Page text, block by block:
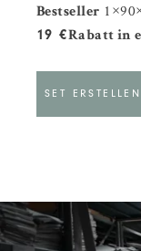
Bestseller
Rabatt in
19 €
SET ERSTELLEN